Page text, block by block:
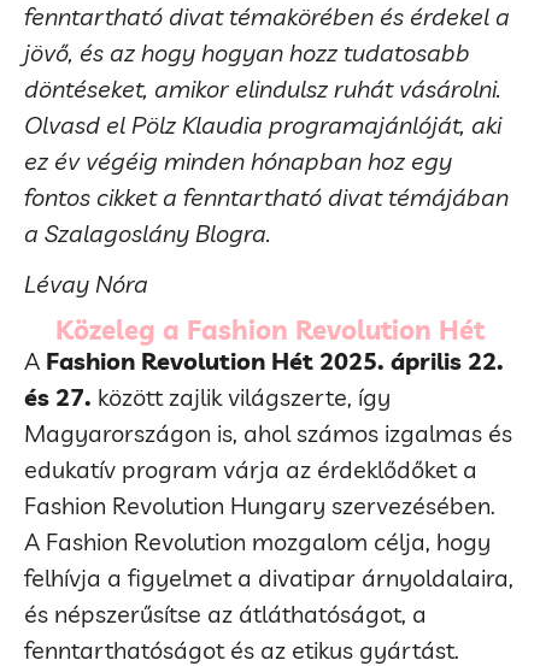
fenntartható divat témakörében és érdekel a
jövő, és az hogy hogyan hozz tudatosabb
döntéseket, amikor elindulsz ruhát vásárolni.
Olvasd el Pölz Klaudia programajánlóját, aki
ez év végéig minden hónapban hoz egy
fontos cikket a fenntartható divat témájában
a Szalagoslány Blogra.
Lévay Nóra
Közeleg a Fashion Revolution Hét
A Fashion Revolution Hét 2025. április 22.
és 27. között zajlik világszerte, így
Magyarországon is, ahol számos izgalmas és
edukatív program várja az érdeklődőket a
Fashion Revolution Hungary szervezésében.
A Fashion Revolution mozgalom célja, hogy
felhívja a figyelmet a divatipar árnyoldalaira,
és népszerűsítse az átláthatóságot, a
fenntarthatóságot és az etikus gyártást.